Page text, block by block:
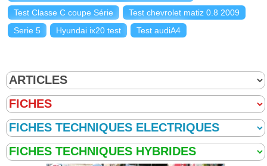
Test Classe C coupe Série
Test chevrolet matiz 0.8 2009
Serie 5
Hyundai ix20 test Test audiA4